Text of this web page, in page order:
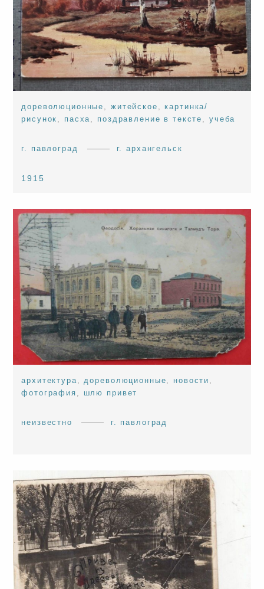
дореволюционные житейское ,картинка/
рисунок
пасха поздравление в тексте учеба
г. павлоград г. архангельск
1915
архитектура,дореволюционные, новости ,
фотография , шлю привет
неизвестно г. павлоград